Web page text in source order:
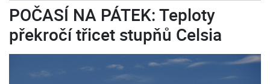
POČASÍ NA PÁTEK: Teploty
překročí třicet stupňů Celsia